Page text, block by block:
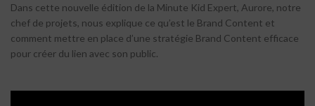
Dans cette nouvelle édition de la Minute Kid Expert, Aurore, notre
chef de projets, nous explique ce qu’est le Brand Content et
comment mettre en place d’une stratégie Brand Content efficace
pour créer du lien avec son public.